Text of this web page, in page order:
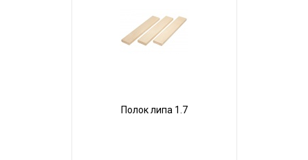
Полок липа 1.7